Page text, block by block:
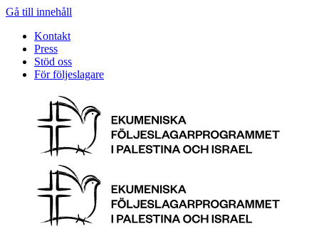
Gå till innehåll
Kontakt
Press
Stöd oss
För följeslagare